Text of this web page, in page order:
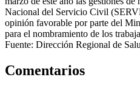
Nacional del Servicio Civil
opinión favorable por parte del
para el nombramiento de los
Fuente: Dirección Regional de
Comentarios